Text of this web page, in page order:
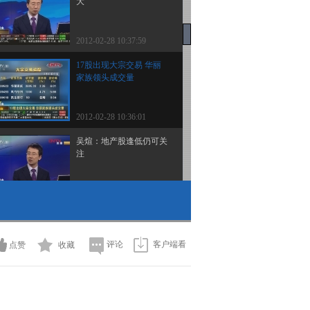
2012-02-28 10:37:59
17股出现大宗交易 华丽
家族领头成交量
2012-02-28 10:36:01
吴煊：地产股逢低仍可关
注
2012-02-28 10:34:22
点赞 收藏 评论 客户端看